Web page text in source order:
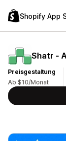
Shopify App
Shatr ‑
Preisgestaltung
Ab $10/Monat